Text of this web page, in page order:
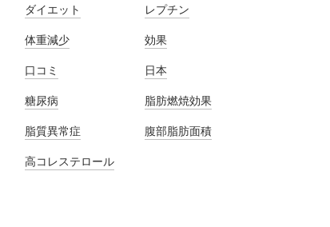
ダイエット レプチン
体重減少 効果
口コミ 日本
糖尿病 脂肪燃焼効果
脂質異常症 腹部脂肪面積
高コレステロール